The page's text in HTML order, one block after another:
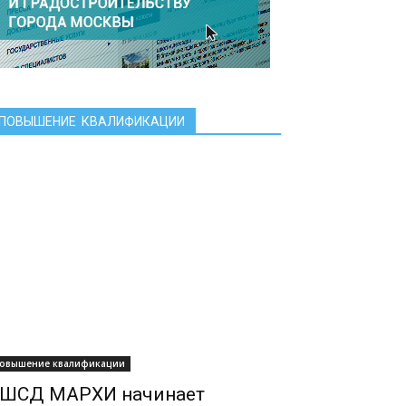
КВАЛИФИКАЦИИ
квалификации
МАРХИ начинает